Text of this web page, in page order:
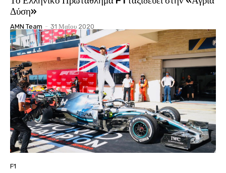
Δύση»
AMN Team - 31 Μαΐου 2020
F1